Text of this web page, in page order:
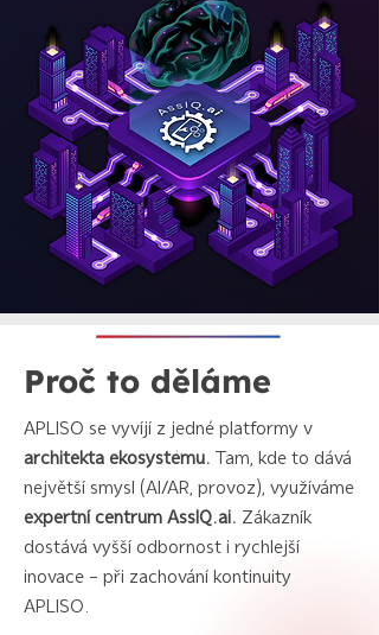
Proč to děláme
APLISO se vyvíjí z jedné platformy v
architekta ekosystému. Tam, kde to dává
největší smysl (AI/AR, provoz), využíváme
expertní centrum AssIQ.ai. Zákazník
dostává vyšší odbornost i rychlejší
inovace - při zachování kontinuity
APLISO.